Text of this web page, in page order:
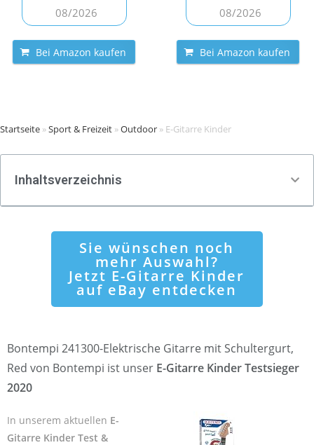
08/2026
Bei Amazon kaufen
08/2026
Bei Amazon kaufen
Startseite »Sport & Freizeit »Outdoor » E-Gitarre Kinder
Inhaltsverzeichnis
Sie wünschen noch
mehr Auswahl?
Jetzt E-Gitarre Kinder
auf eBay entdecken
Bontempi 241300-Elektrische Gitarre mit Schultergurt,
Red von Bontempi ist unser E-Gitarre Kinder Testsieger
2020
In unserem aktuellen E-
Gitarre Kinder Test &